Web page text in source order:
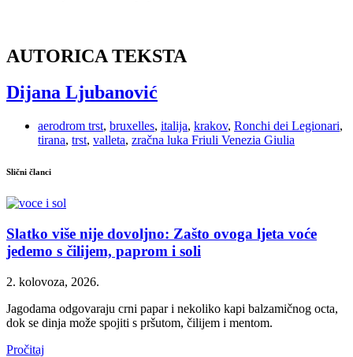
AUTORICA TEKSTA
Dijana Ljubanović
aerodrom trst, bruxelles, italija, krakov, Ronchi dei Legionari,
tirana, trst, valleta, zračna luka Friuli Venezia Giulia
Slični članci
Slatko više nije dovoljno: Zašto ovoga ljeta voće
jedemo s čilijem, paprom i soli
2. kolovoza, 2026.
Jagodama odgovaraju crni papar i nekoliko kapi balzamičnog octa,
dok se dinja može spojiti s pršutom, čilijem i mentom.
Pročitaj